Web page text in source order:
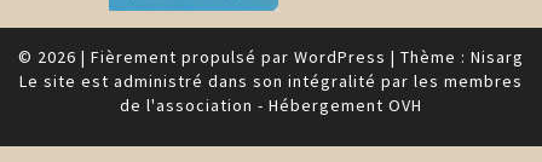
© 2026 | Fièrement propulsé par WordPress | Thème : Nisarg
Le site est administré dans son intégralité par les membres
de l'association - Hébergement OVH